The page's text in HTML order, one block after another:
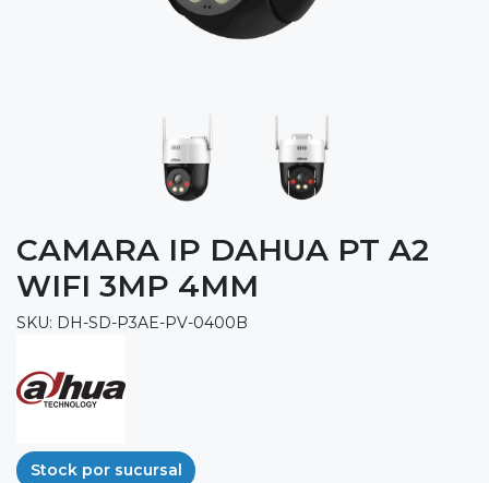
CAMARA IP DAHUA PT A2
WIFI 3MP 4MM
SKU: DH-SD-P3AE-PV-0400B
Stock por sucursal